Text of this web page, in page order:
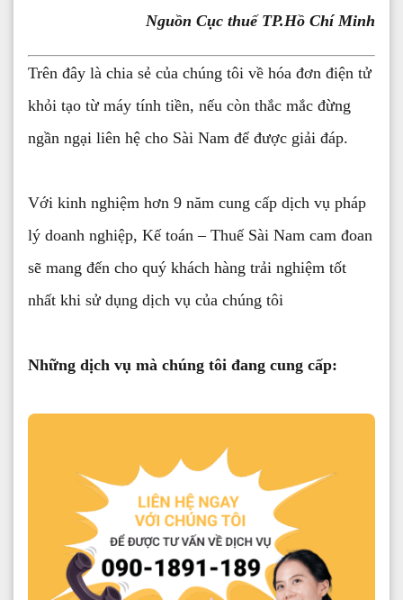
Nguồn Cục thuế TP.Hồ Chí Minh
Trên đây là chia sẻ của chúng tôi về hóa đơn điện tử
khỏi tạo từ máy tính tiền, nếu còn thắc mắc đừng
ngần ngại liên hệ cho Sài Nam để được giải đáp.
Với kinh nghiệm hơn 9 năm cung cấp dịch vụ pháp
lý doanh nghiệp, Kế toán – Thuế Sài Nam cam đoan
sẽ mang đến cho quý khách hàng trải nghiệm tốt
nhất khi sử dụng dịch vụ của chúng tôi
Những dịch vụ mà chúng tôi đang cung cấp: